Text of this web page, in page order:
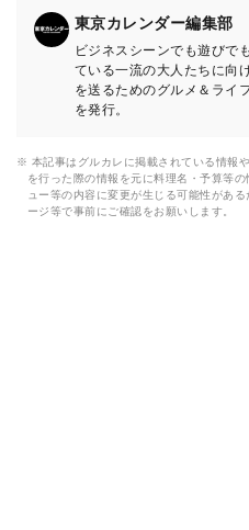
東京カレンダー編集部
ビジネスシーンでも遊びで
ている一流の大人たちに向
を送るためのグルメ＆ライ
を発行。
※ 本記事はグルカレに掲載されている情報
を行った際の情報を元に料理名・予算等
ュー等の内容に変更が生じる可能性があ
ージ等で事前にご確認をお願いします。